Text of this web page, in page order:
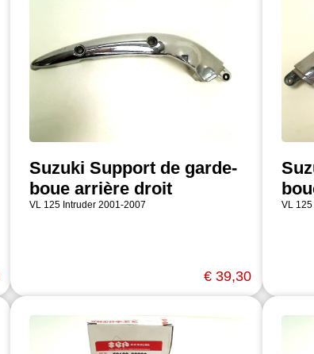
Suzuki Support de garde-
boue arrière droit
VL 125 Intruder 2001-2007
€ 39,30
VL